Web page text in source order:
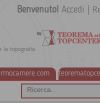
la topografia
Benvenuto! Accedi